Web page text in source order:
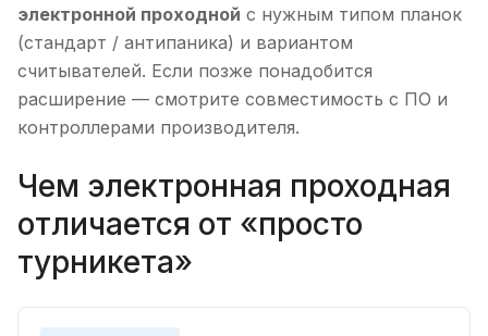
электронной проходной с нужным типом планок
(стандарт / антипаника) и вариантом
считывателей. Если позже понадобится
расширение — смотрите совместимость с ПО и
контроллерами производителя.
Чем электронная проходная
отличается от «просто
турникета»